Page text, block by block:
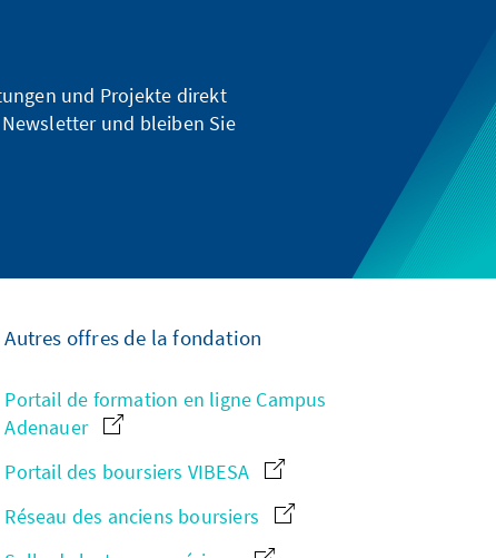
und Projekte direkt
und bleiben Sie
Autres offres de la fondation
Portail de formation en ligne Campus
Adenauer
Portail des boursiers VIBESA
Réseau des anciens boursiers